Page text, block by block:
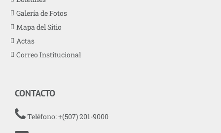
Galería de Fotos
Mapa del Sitio
Actas
Correo Institucional
CONTACTO
Teléfono: +(507) 201-9000